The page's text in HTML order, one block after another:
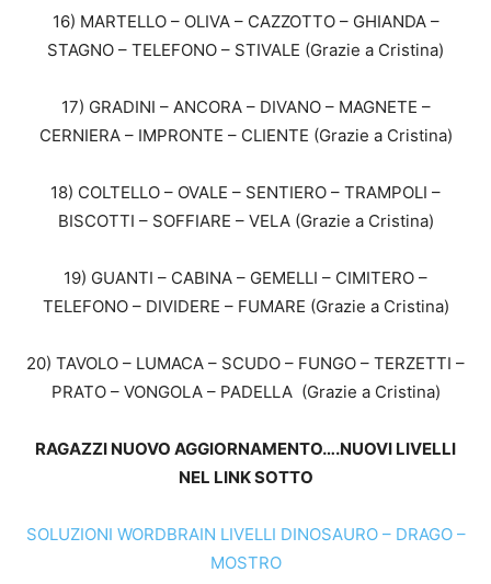
16) MARTELLO – OLIVA – CAZZOTTO – GHIANDA –
STAGNO – TELEFONO – STIVALE (Grazie a Cristina)
17) GRADINI – ANCORA – DIVANO – MAGNETE –
CERNIERA – IMPRONTE – CLIENTE (Grazie a Cristina)
18) COLTELLO – OVALE – SENTIERO – TRAMPOLI –
BISCOTTI – SOFFIARE – VELA (Grazie a Cristina)
19) GUANTI – CABINA – GEMELLI – CIMITERO –
TELEFONO – DIVIDERE – FUMARE (Grazie a Cristina)
20) TAVOLO – LUMACA – SCUDO – FUNGO – TERZETTI –
PRATO – VONGOLA – PADELLA (Grazie a Cristina)
RAGAZZI NUOVO AGGIORNAMENTO….NUOVI LIVELLI
NEL LINK SOTTO
SOLUZIONI WORDBRAIN LIVELLI DINOSAURO – DRAGO –
MOSTRO